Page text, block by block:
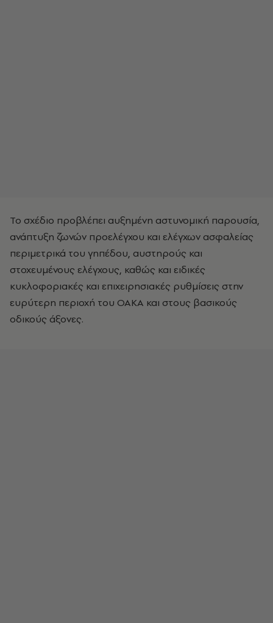
Το σχέδιο προβλέπει αυξημένη αστυνομική παρουσία,
ανάπτυξη ζωνών προελέγχου και ελέγχων ασφαλείας
περιμετρικά του γηπέδου, αυστηρούς και
στοχευμένους ελέγχους, καθώς και ειδικές
κυκλοφοριακές και επιχειρησιακές ρυθμίσεις στην
ευρύτερη περιοχή του ΟΑΚΑ και στους βασικούς
οδικούς άξονες.